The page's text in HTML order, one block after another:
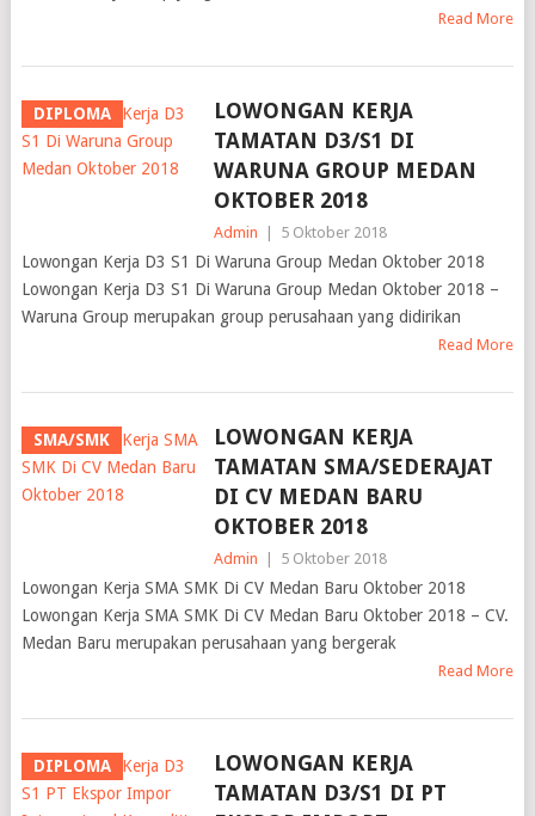
Read More
DIPLOMA
LOWONGAN KERJA
TAMATAN D3/S1 DI
WARUNA GROUP MEDAN
OKTOBER 2018
Admin 5 Oktober 2018
Lowongan Kerja D3 S1 Di Waruna Group Medan Oktober 2018
Lowongan Kerja D3 S1 Di Waruna Group Medan Oktober 2018 –
Waruna Group merupakan group perusahaan yang didirikan
Read More
SMA/SMK
LOWONGAN KERJA
TAMATAN SMA/SEDERAJAT
DI CV MEDAN BARU
OKTOBER 2018
Admin 5 Oktober 2018
Lowongan Kerja SMA SMK Di CV Medan Baru Oktober 2018
Lowongan Kerja SMA SMK Di CV Medan Baru Oktober 2018 – CV.
Medan Baru merupakan perusahaan yang bergerak
Read More
DIPLOMA
LOWONGAN KERJA
TAMATAN D3/S1 DI PT